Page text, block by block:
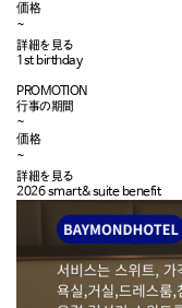
価格
~
詳細を見る
1st birthday
PROMOTION
行事の期間
~
価格
~
詳細を見る
2026 smart&suite benefit